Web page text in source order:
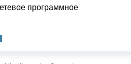
программное